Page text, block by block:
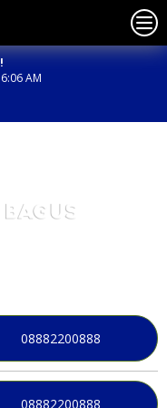
AM
08882200888
08882200888